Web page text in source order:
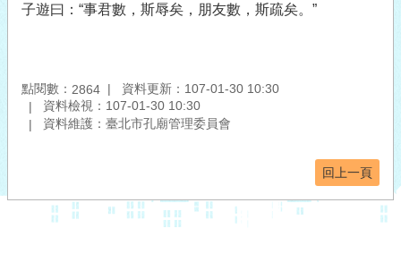
子遊曰：“事君數，斯辱矣，朋友數，斯疏矣。”
點閱數： 2864
資料更新：107-01-30 10:30
資料檢視：107-01-30 10:30
資料維護：臺北市孔廟管理委員會
回上一頁